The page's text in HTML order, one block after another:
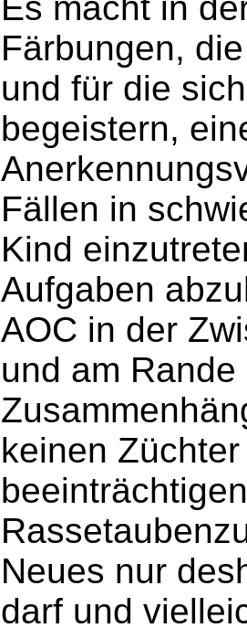
Färbungen,
und für die
begeistern,
Fällen in
Kind
Aufgaben
AOC in der
und am
keinen
Neues nur
darf und